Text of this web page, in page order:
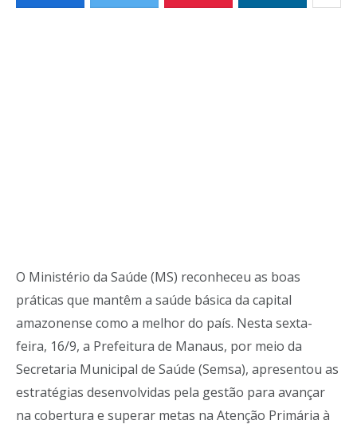
O Ministério da Saúde (MS) reconheceu as boas
práticas que mantêm a saúde básica da capital
amazonense como a melhor do país. Nesta sexta-
feira, 16/9, a Prefeitura de Manaus, por meio da
Secretaria Municipal de Saúde (Semsa), apresentou as
estratégias desenvolvidas pela gestão para avançar
na cobertura e superar metas na Atenção Primária à